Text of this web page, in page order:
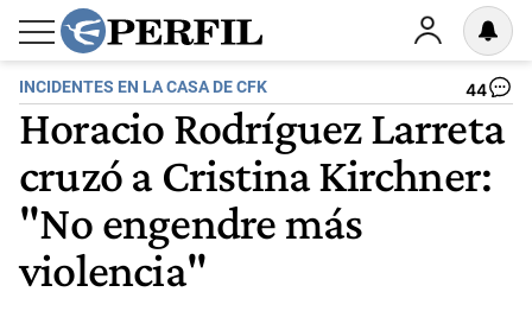
INCIDENTES EN LA CASA DE CFK 44
Horacio Rodríguez Larreta
cruzó a Cristina Kirchner:
"No engendre más
violencia"